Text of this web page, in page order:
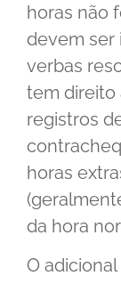
horas não
devem ser
verbas
tem direito
registros
horas
da hora
O